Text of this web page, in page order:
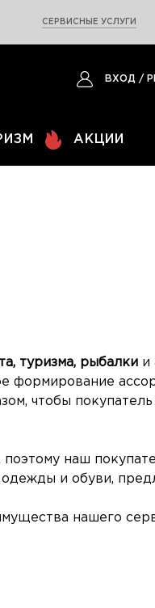
СЕРВИСНЫЕ УСЛУГИ
ВХОД /
АКЦИИ
туризма, рыбалки и
формирование
чтобы
наш
и обуви,
нашего